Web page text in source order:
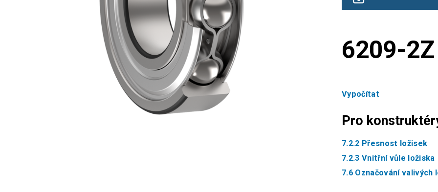
6209-2Z
Vypočítat
Pro
7.2.2 Přesnost ložisek
7.2.3 Vnitřní vůle ložiska
7.6 Označování valivých